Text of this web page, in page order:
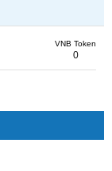
VNB Token
0